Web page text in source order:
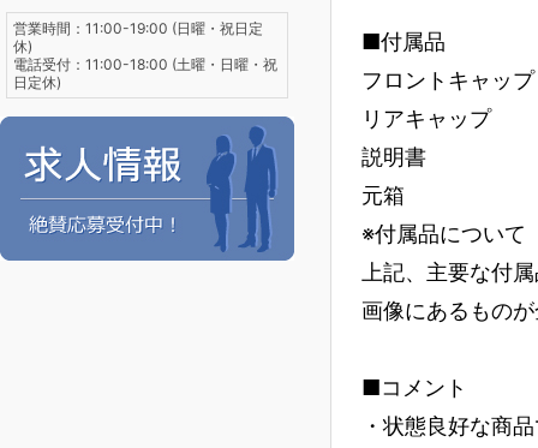
■付属品
フロントキャップ
リアキャップ
説明書
元箱
※付属品について
上記、主要な付
画像にあるもの
■コメント
・状態良好な商
営業時間：11:00-19:00 (日曜・祝日定
休)
電話受付：11:00-18:00 (土曜・日曜・祝
日定休)